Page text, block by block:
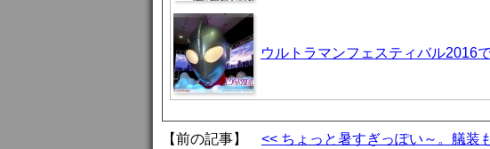
ウルトラマンフェスティバル2016
【前の記事】 << ちょっと暑すぎっぽい～。艤装